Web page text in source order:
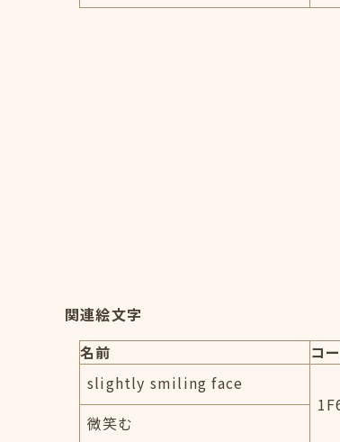
関連絵文字
名前
コ
slightly smiling face
微笑む